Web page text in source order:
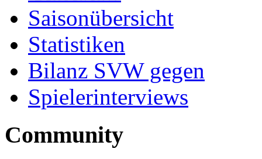
Saisonübersicht
Statistiken
Bilanz SVW gegen
Spielerinterviews
Community